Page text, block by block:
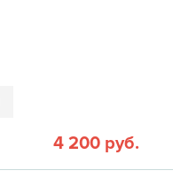
4 200 руб.